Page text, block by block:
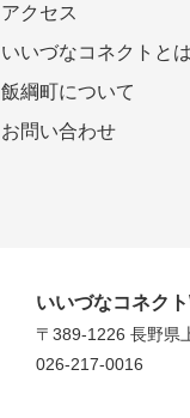
アクセス
いいづなコネクトとは
飯綱町について
お問い合わせ
いいづなコネク
〒389-1226 長野県
026-217-0016